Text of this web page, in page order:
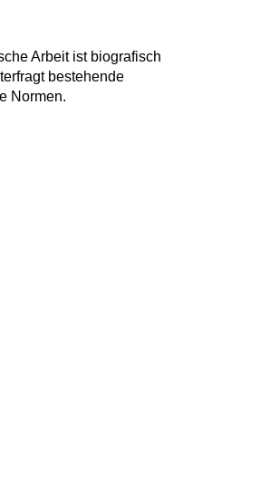
Arbeit ist biografisch
bestehende
Normen.